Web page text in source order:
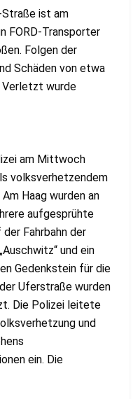
ist am
FORD-Transporter
Folgen der
Schäden von etwa
Verletzt wurde
am Mittwoch
volksverhetzendem
Haag wurden an
aufgesprühte
Fahrbahn der
und ein
Gedenkstein für die
Uferstraße wurden
Die Polizei leitete
und
ein. Die